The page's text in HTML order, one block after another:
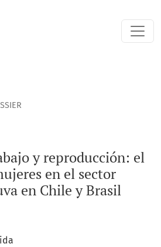
reproducción: el trabajo de las
y reproducción: el
en el sector
en Chile y Brasil